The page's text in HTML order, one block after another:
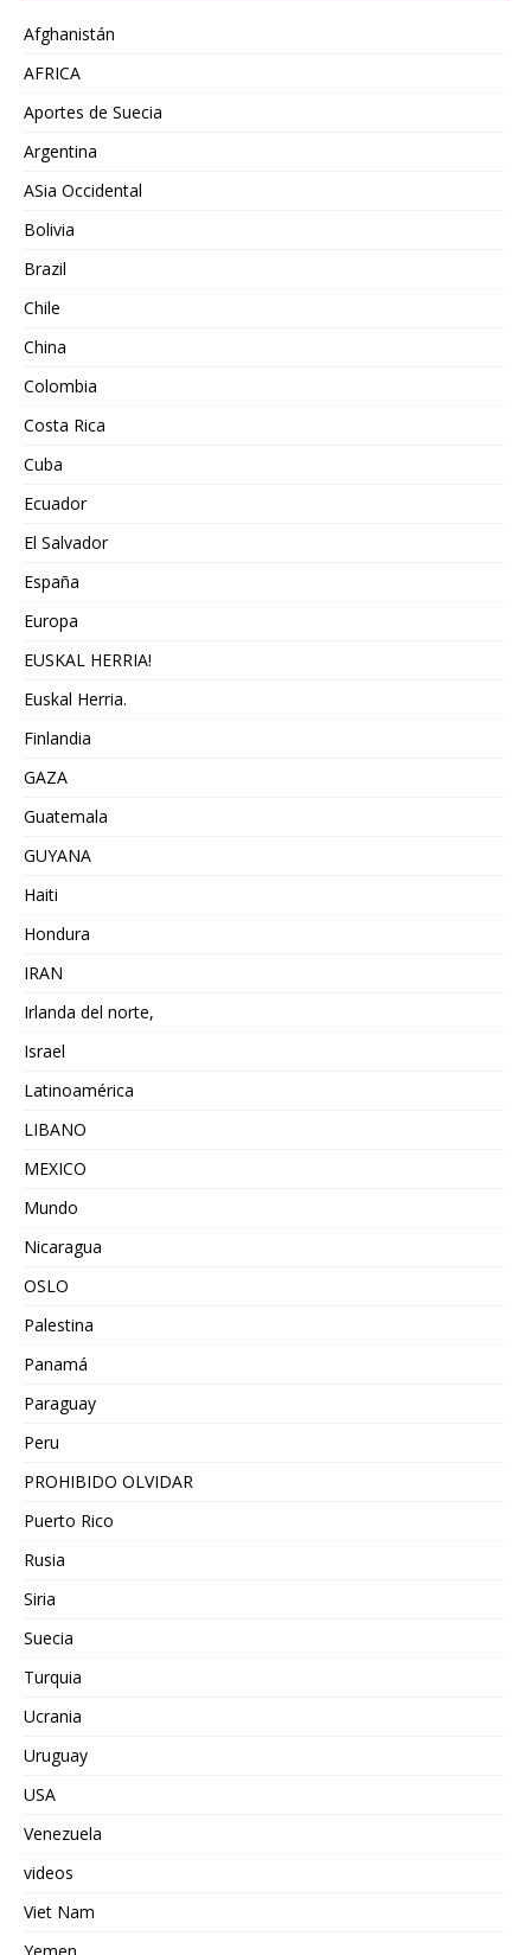
Afghanistán
AFRICA
Aportes de Suecia
Argentina
ASia Occidental
Bolivia
Brazil
Chile
China
Colombia
Costa Rica
Cuba
Ecuador
El Salvador
España
Europa
EUSKAL HERRIA!
Euskal Herria.
Finlandia
GAZA
Guatemala
GUYANA
Haiti
Hondura
IRAN
Irlanda del norte,
Israel
Latinoamérica
LIBANO
MEXICO
Mundo
Nicaragua
OSLO
Palestina
Panamá
Paraguay
Peru
PROHIBIDO OLVIDAR
Puerto Rico
Rusia
Siria
Suecia
Turquia
Ucrania
Uruguay
USA
Venezuela
videos
Viet Nam